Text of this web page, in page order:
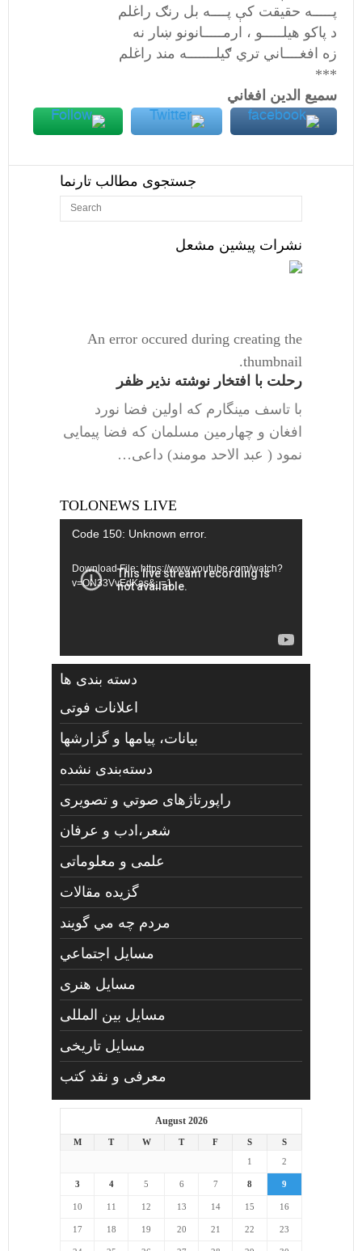
پـــــه حقیقت کې پــــه بل رنګ راغلم
د پاکو هیلـــــو ، ارمـــــانونو ښار نه
زه افغــــاني تري ګیلـــــــه مند راغلم
***
سمیع الدین افغاني
جستجوی مطالب تارنما
نشرات پیشین مشعل
An error occured during creating the
thumbnail.
رحلت با افتخار نوشته نذیر ظفر
با تاسف مینگارم که اولین فضا نورد
افغان و چهارمین مسلمان که فضا پیمایی
نمود ( عبد الاحد مومند) داعی…
TOLONEWS LIVE
Video
Code 150: Unknown error.
Download File: https://www.youtube.com/watch?
v=ON33VvEdKas&_=1
دسته بندی ها
اعلانات فوتی
بیانات، پیامها و گزارشها
دسته‌بندی نشده
راپورتاژهای صوتي و تصويری
شعر،ادب و عرفان
علمی و معلوماتی
گزیده مقالات
مردم چه مي گويند
مسايل اجتماعي
مسايل هنری
مسایل بین المللی
مسایل تاریخی
معرفی و نقد کتب
August 2026
M T W T F S
S
1
2
3 4 5 6 7 8 9
10 11 12 13 14 15 16
17 18 19 20 21 22 23